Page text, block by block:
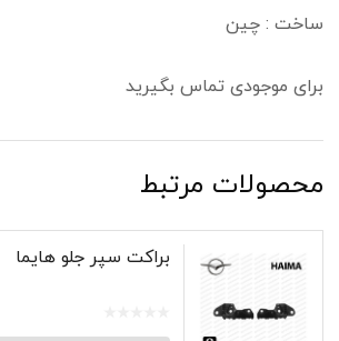
ساخت : چین
برای موجودی تماس بگیرید
محصولات مرتبط
براکت سپر جلو هایما